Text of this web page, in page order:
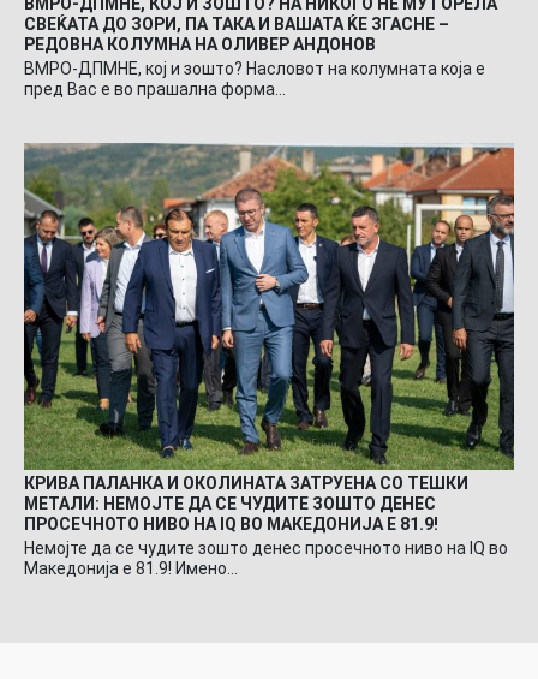
СВЕЌАТА ДО ЗОРИ, ПА ТАКА И ВАШАТА ЌЕ ЗГАСНЕ –
РЕДОВНА КОЛУМНА НА ОЛИВЕР АНДОНОВ
ВМРО-ДПМНЕ, кој и зошто? Насловот на колумната која е
пред Вас е во прашална форма…
КРИВА ПАЛАНКА И ОКОЛИНАТА ЗАТРУЕНА СО ТЕШКИ
МЕТАЛИ: НЕМОЈТЕ ДА СЕ ЧУДИТЕ ЗОШТО ДЕНЕС
ПРОСЕЧНОТО НИВО НА IQ ВО МАКЕДОНИЈА Е 81.9!
Немојте да се чудите зошто денес просечното ниво на IQ во
Македонија е 81.9! Имено…